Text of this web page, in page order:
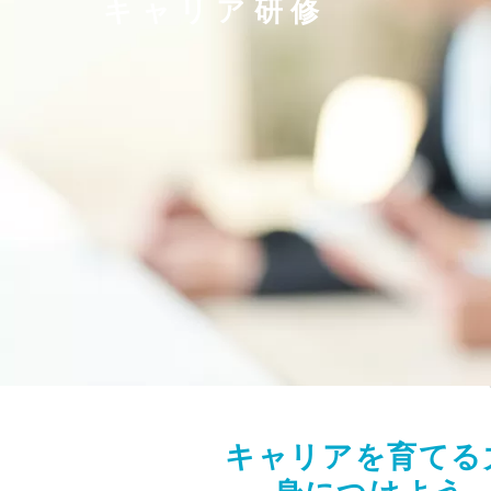
キャリア研修
キャリアを育てる